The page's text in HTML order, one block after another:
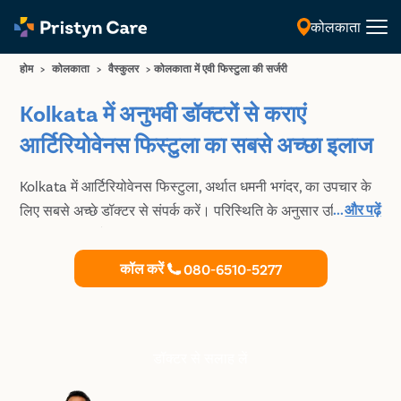
कोलकाता
होम > कोलकाता > वैस्कुलर > कोलकाता में एवी फिस्टुला की सर्जरी
Kolkata में अनुभवी डॉक्टरों से कराएं
आर्टिरियोवेनस फिस्टुला का सबसे अच्छा इलाज
Kolkata में आर्टिरियोवेनस फिस्टुला, अर्थात धमनी भगंदर, का उपचार के
लिए सबसे अच्छे डॉक्टर से संपर्क करें। परिस्थिति के अनुसार उचित
...और पढ़ें
कॉल करें 080-6510-5277